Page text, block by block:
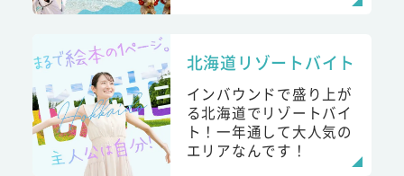
北海道リゾートバイト
インバウンドで盛り上が
る北海道でリゾートバイ
ト！一年通して大人気の
エリアなんです！